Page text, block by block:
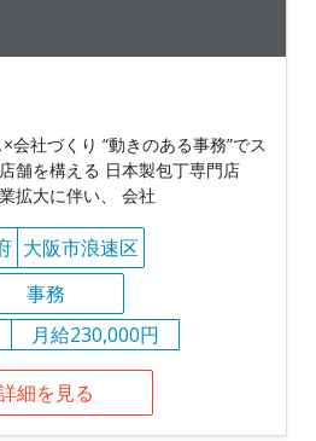
会社づくり “動きのある事務”でス
舗を構える 日本製包丁専門店
拡大に伴い、 会社
大阪市浪速区
事務
月給230,000円
細を見る